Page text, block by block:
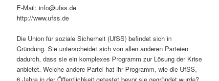
E-Mail: info@ufss.de
http://www.ufss.de
Die Union für soziale Sicherheit (UfSS) befindet sich in
Gründung. Sie unterscheidet sich von allen anderen Parteien
dadurch, dass sie ein komplexes Programm zur Lösung der Krise
anbietet. Welche andere Partei hat ihr Programm, wie die UfSS,